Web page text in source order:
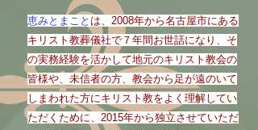
恵みとまこと は、2008年から名古屋市にある
キリスト教葬儀社で７年間お世話になり、そ
の実務経験を活かして地元のキリスト教会の
皆様や、未信者の方、教会から足が遠のいて
しまわれた方にキリスト教をよく理解してい
ただくために、2015年から独立させていただ